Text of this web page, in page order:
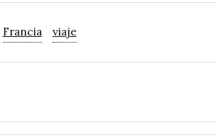
Francia viaje